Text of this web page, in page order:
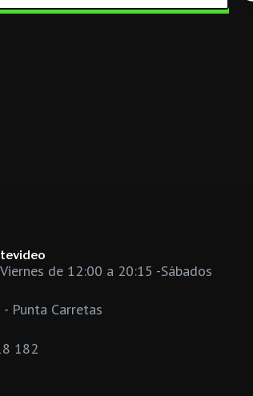
de 12:00 a 20:15 -Sábados
Punta Carretas
182